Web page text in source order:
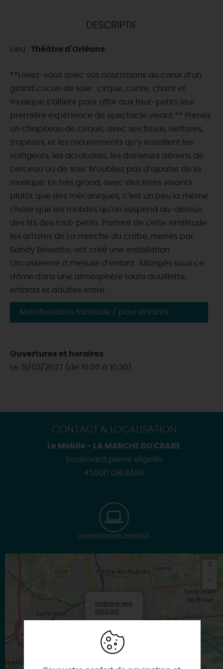
DEMAIN
CETTE SEMAINE
TOUT L'AGENDA
DESCRIPTIF
Lieu : Théâtre d'Orléans
**Lovez-vous avec vos nourrissons au cœur d’un
grand cocon de soie : cirque, conte, chant et
musique s’allient pour offrir aux tout-petits leur
première expérience de spectacle vivant.** Prenez
un chapiteau de cirque, avec ses tissus, tentures,
trapèzes, et les mouvements qu’y installent les
voltigeurs, les acrobates, les danseurs aériens de
cerceau ou de soie. N’oubliez pas d’ajouter de la
musique. En très grand, avec des êtres vivants
plutôt que des mécaniques, c’est un peu la même
chose que les mobiles qu’on suspend au-dessus
des lits des tout-petits. Partant de cette similitude
les artistes de La marche du crabe, menés par
Sandy Bessette, ont créé une installation
circassienne à mesure d’enfant. Allongés sous ce
dôme dans une atmosphère toute douillette,
enfants et adultes entre...
Manifestation familiale / pour enfants
Ouvertures et horaires
Le 31/03/2027 (de 10:00 à 10:30)
CONTACT & LOCALISATION
Le Mobile - LA MARCHE DU CRABE
boulevard pierre ségelle
45000 ORLEANS
scenenationale-orleans.fr
Itinéraire vers
ORLEANS
+
-